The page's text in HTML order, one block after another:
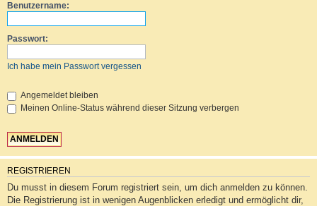
Benutzername:
Passwort:
Ich habe mein Passwort vergessen
Angemeldet bleiben
Meinen Online-Status während dieser Sitzung verbergen
REGISTRIEREN
Du musst in diesem Forum registriert sein, um dich anmelden zu können.
Die Registrierung ist in wenigen Augenblicken erledigt und ermöglicht dir,